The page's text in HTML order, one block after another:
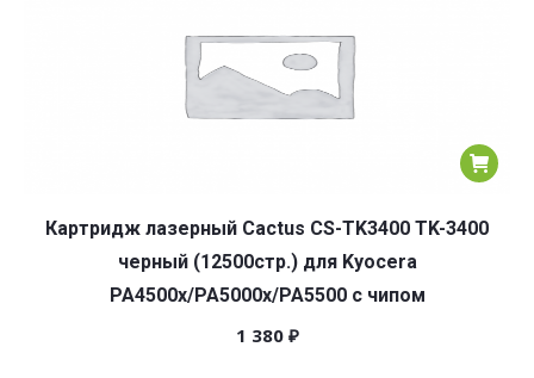
Картридж лазерный Cactus CS-TK3400 TK-3400
черный (12500стр.) для Kyocera
PA4500x/PA5000x/PA5500 с чипом
1 380 ₽